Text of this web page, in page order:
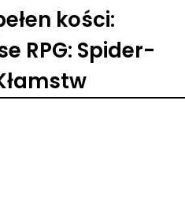
kości:
RPG: Spider-